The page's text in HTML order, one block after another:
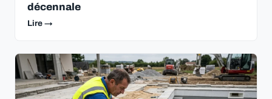
décennale
Lire →